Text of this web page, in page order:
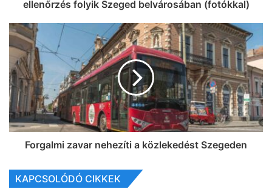
ellenőrzés folyik Szeged belvárosában (fotókkal)
Forgalmi zavar nehezíti a közlekedést Szegeden
KAPCSOLÓDÓ CIKKEK